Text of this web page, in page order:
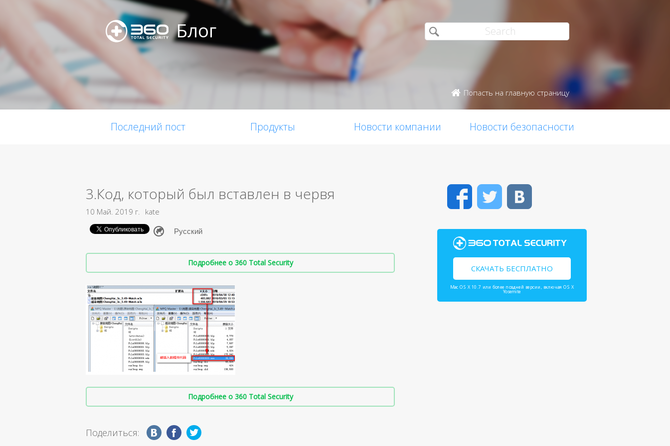
Блог
Попасть на главную страницу
Последний пост Продукты Новости компании Новости безопасности
3.Код, который был вставлен в червя
10 Май. 2019 г. kate
Подробнее о 360 Total Security
Подробнее о 360 Total Security
Поделиться:
FacebookTwitter
СКАЧАТЬ БЕСПЛАТНО
Mac OS X 10.7 или более поздней версии, включая OS X
Yosemite